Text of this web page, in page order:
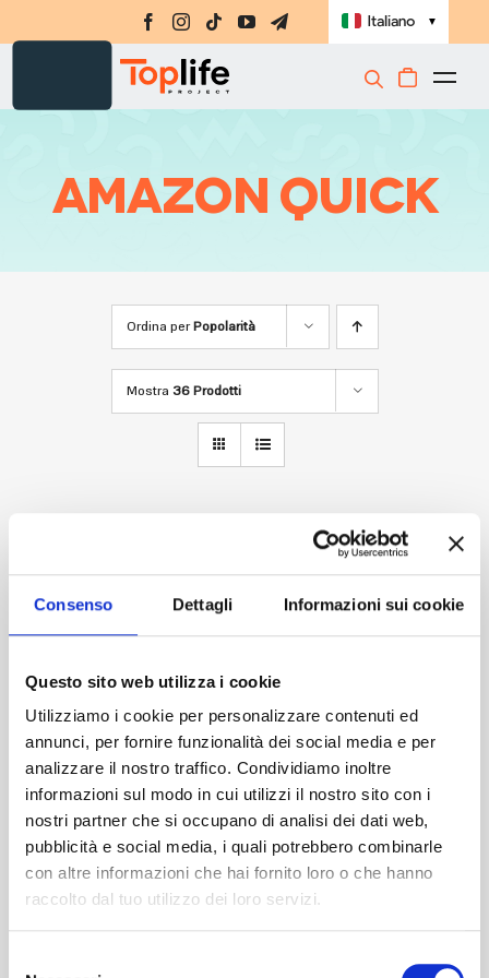
Consenso Dettagli Informazioni sui cookie
Questo sito web utilizza i cookie
Utilizziamo i cookie per personalizzare contenuti ed
annunci, per fornire funzionalità dei social media e per
analizzare il nostro traffico. Condividiamo inoltre
informazioni sul modo in cui utilizzi il nostro sito con i
nostri partner che si occupano di analisi dei dati web,
pubblicità e social media, i quali potrebbero combinarle
con altre informazioni che hai fornito loro o che hanno
raccolto dal tuo utilizzo dei loro servizi.
al
Italiano ▼
Ebook
Masterclass
amazon quick
Ordina perPopolarità
Mostra 36 Prodotti